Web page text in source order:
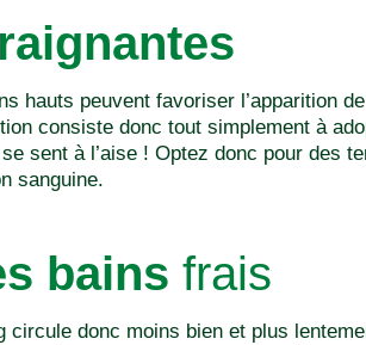
hauts peuvent favoriser l’apparition
consiste donc tout simplement à
sent à l’aise ! Optez donc pour des
sanguine.
bains frais
donc moins bien et plus